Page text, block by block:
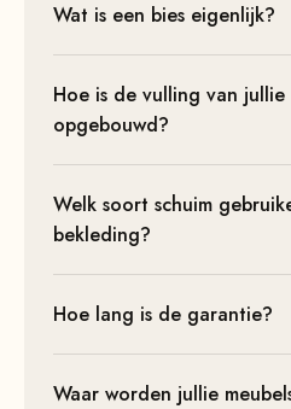
Wat is een bies eigenlijk?
Hoe is de vulling van jullie
opgebouwd?
Welk soort schuim
bekleding?
Hoe lang is de garantie?
Waar worden jullie